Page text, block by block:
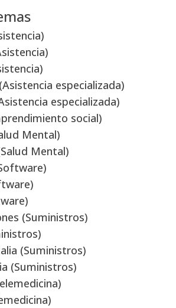
especializada)
especializada)
social)
Mental)
Mental)
(Suministros)
(Suministros)
(Suministros)